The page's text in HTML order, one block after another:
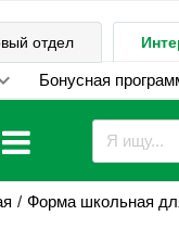
отдел
Бонусная
Форма школьная